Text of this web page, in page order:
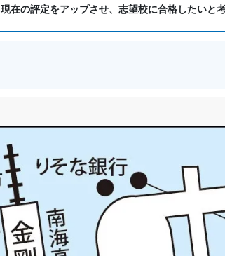
現在の評定をアップさせ、志望校に合格したいと